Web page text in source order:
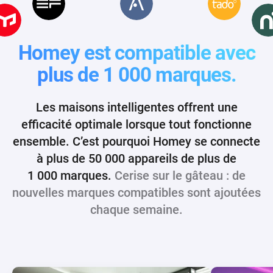
Homey est compatible avec
plus de 1 000 marques.
Les maisons intelligentes offrent une
efficacité optimale lorsque tout fonctionne
ensemble. C’est pourquoi Homey se connecte
à plus de 50 000 appareils de plus de
1 000 marques. Cerise sur le gâteau : de
nouvelles marques compatibles sont ajoutées
chaque semaine.